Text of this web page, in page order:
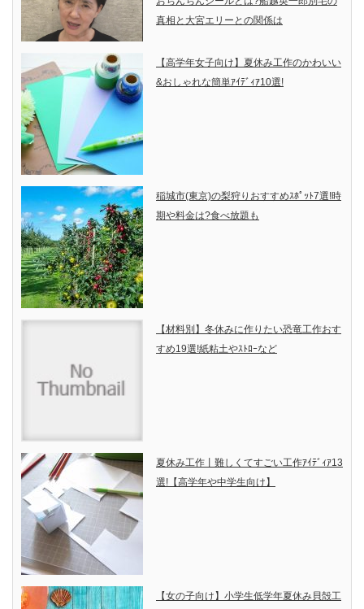
真相と大宮エリーとの関係は
【高学年女子向け】夏休み工作のかわいい
&おしゃれな簡単ｱｲﾃﾞｨｱ10選!
稲城市(東京)の梨狩りおすすめｽﾎﾟｯﾄ7選!時
期や料金は?食べ放題も
【材料別】冬休みに作りたい恐竜工作おす
すめ19選!紙粘土やｽﾄﾛｰなど
夏休み工作丨難しくてすごい工作ｱｲﾃﾞｨｱ13
選!【高学年や中学生向け】
【女の子向け】小学生低学年夏休み貝殻工